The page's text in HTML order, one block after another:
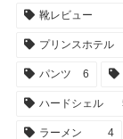
靴レビュー
プリンスホテル
パンツ 6
ハードシェル
ラーメン 4